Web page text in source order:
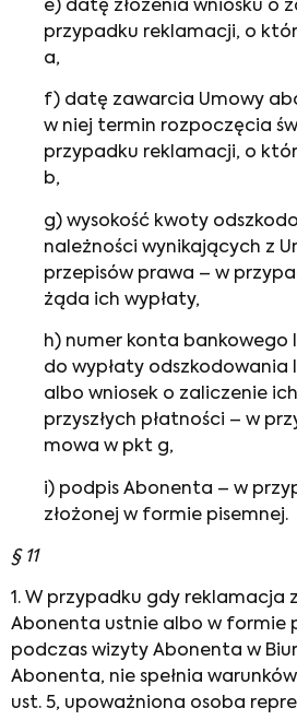
e) datę złożenia wniosku o
przypadku reklamacji, o
a,
f) datę zawarcia Umowy
w niej termin rozpoczęcia
przypadku reklamacji, o
b,
g) wysokość kwoty
należności wynikających z
przepisów prawa – w
żąda ich wypłaty,
h) numer konta bankowego
do wypłaty odszkodowania
albo wniosek o zaliczenie
przyszłych płatności – w
mowa w pkt g,
i) podpis Abonenta – w
złożonej w formie pisemnej.
§ 11
1. W przypadku gdy reklamacja
Abonenta ustnie albo w formie
podczas wizyty Abonenta w
Abonenta, nie spełnia
ust. 5, upoważniona osoba